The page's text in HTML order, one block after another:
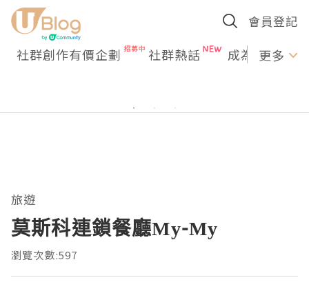
會員登記
社群創作有價企劃 社群熱話 成為U更多
旅遊
莫斯科連鎖餐廳Му-Му
瀏覽次數:597